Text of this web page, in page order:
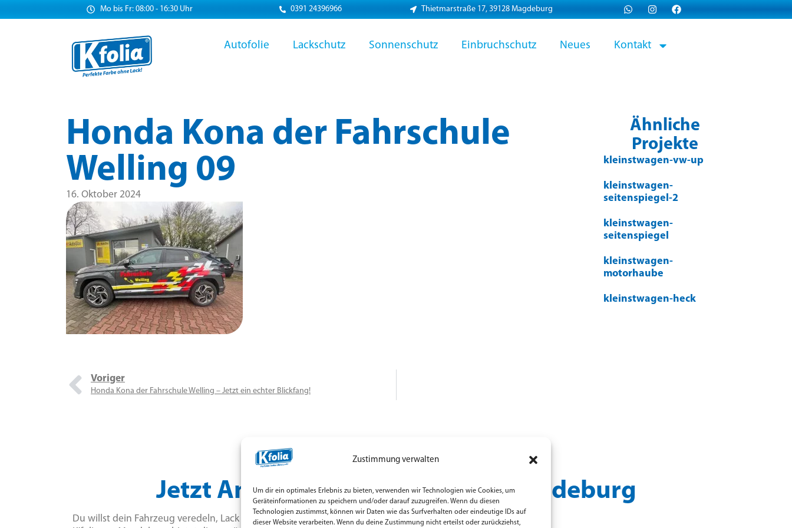
Zustimmung verwalten
Um dir ein optimales Erlebnis zu bieten, verwenden wir Technologien wie Cookies, um
Geräteinformationen zu speichern und/oder darauf zuzugreifen. Wenn du diesen
Technologien zustimmst, können wir Daten wie das Surfverhalten oder eindeutige IDs auf
dieser Website verarbeiten. Wenn du deine Zustimmung nicht erteilst oder zurückziehst,
Mo bis Fr: 08:00 - 16:30 Uhr 0391 24396966 Thietmarstraße 17, 39128 Magdeburg
Autofolie Lackschutz Sonnenschutz Einbruchschutz Neues Kontakt
Honda Kona der Fahrschule
Welling 09
16. Oktober 2024
Ähnliche
Projekte
kleinstwagen-vw-up
kleinstwagen-
seitenspiegel-2
kleinstwagen-
seitenspiegel
kleinstwagen-
motorhaube
kleinstwagen-heck
Voriger
Honda Kona der Fahrschule Welling – Jetzt ein echter Blickfang!
Jetzt Anfrage starten – K'folia Magdeburg
Du willst dein Fahrzeug veredeln, Lack schützen oder Fenster absichern?
0391 24396966